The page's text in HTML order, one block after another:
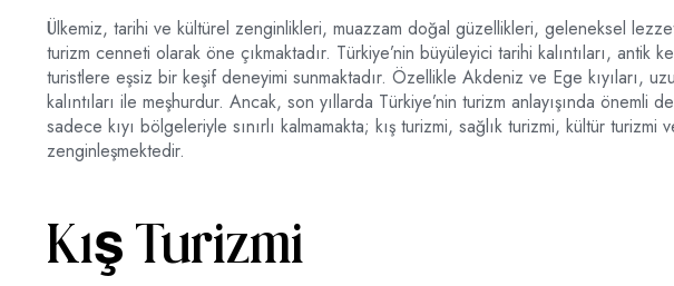
Ülkemiz, tarihi ve kültürel zenginlikleri, muazzam doğal güzellikleri, geleneksel
turizm cenneti olarak öne çıkmaktadır. Türkiye’nin büyüleyici tarihi kalıntıları, antik
turistlere eşsiz bir keşif deneyimi sunmaktadır. Özellikle Akdeniz ve Ege kıyıları,
kalıntıları ile meşhurdur. Ancak, son yıllarda Türkiye’nin turizm anlayışında önemli
sadece kıyı bölgeleriyle sınırlı kalmamakta; kış turizmi, sağlık turizmi, kültür
zenginleşmektedir.
Kış Turizmi